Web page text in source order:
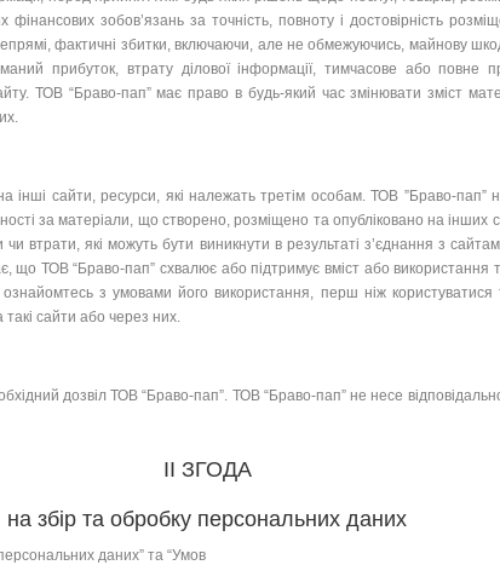
зобов’язань за точність, повноту і достовірність
фактичні збитки, включаючи, але не обмежуючись, майнову
прибуток, втрату ділової інформації, тимчасове або повне
ТОВ “Браво-пап” має право в будь-який час змінювати зміст
сайти, ресурси, які належать третім особам. ТОВ ”Браво-пап” не
за матеріали, що створено, розміщено та опубліковано на
чи втрати, які можуть бути виникнути в результаті з’єднання з
що ТОВ “Браво-пап” схвалює або підтримує вміст або використання
з умовами його використання, перш ніж
сайти або через них.
дозвіл ТОВ “Браво-пап”. ТОВ “Браво-пап” не несе
II ЗГОДА
на збір та обробку персональних даних
даних” та “Умов